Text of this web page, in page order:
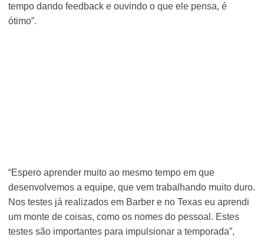
tempo dando feedback e ouvindo o que ele pensa, é
ótimo”.
“Espero aprender muito ao mesmo tempo em que
desenvolvemos a equipe, que vem trabalhando muito duro.
Nos testes já realizados em Barber e no Texas eu aprendi
um monte de coisas, como os nomes do pessoal. Estes
testes são importantes para impulsionar a temporada”,